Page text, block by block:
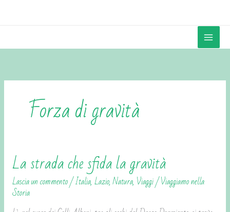
Forza di gravità
La strada che sfida la gravità
Lascia un commento/Italia,Lazio,Natura, Viaggi/Viaggiamo nella
Storia
La
strada
che
sfida